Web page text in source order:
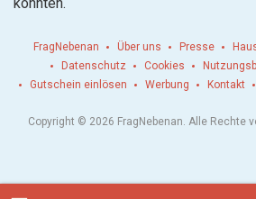
könnten.
FragNebenan Über uns Presse
Datenschutz
Cookies
Gutschein einlösen
Werbung Kontakt
Copyright © 2026 FragNebenan. Alle Rechte